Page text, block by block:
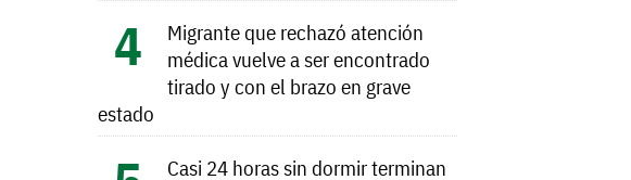
Migrante que rechazó atención
médica vuelve a ser encontrado
tirado y con el brazo en grave
estado
Casi 24 horas sin dormir terminan